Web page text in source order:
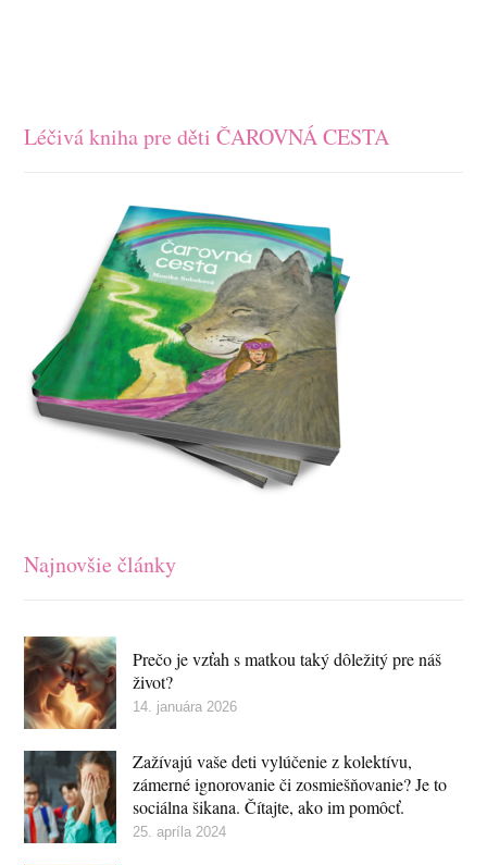
Léčivá kniha pre děti ČAROVNÁ CESTA
Najnovšie články
Prečo je vzťah s matkou taký dôležitý pre náš
život?
14. januára 2026
Zažívajú vaše deti vylúčenie z kolektívu,
zámerné ignorovanie či zosmiešňovanie? Je to
sociálna šikana. Čítajte, ako im pomôcť.
25. apríla 2024